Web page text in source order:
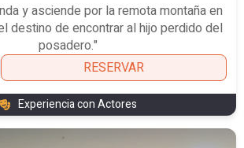
y asciende por la remota montaña en
destino de encontrar al hijo perdido del
posadero."
RESERVAR
Experiencia con Actores